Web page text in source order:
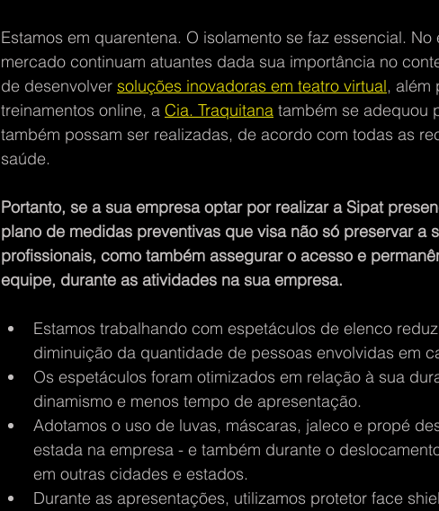
Estamos em quarentena. O isolamento se faz essencial.
mercado continuam atuantes dada sua importância no
de desenvolver soluções inovadoras em teatro virtual, além
treinamentos online, a Cia. Traquitana também se adequou
também possam ser realizadas, de acordo com todas as
saúde.
Portanto, se a sua empresa optar por realizar a Sipat
plano de medidas preventivas que visa não só preservar a
profissionais, como também assegurar o acesso e
equipe, durante as atividades na sua empresa.
Estamos trabalhando com espetáculos de elenco
diminuição da quantidade de pessoas envolvidas em
Os espetáculos foram otimizados em relação à sua
dinamismo e menos tempo de apresentação.
Adotamos o uso de luvas, máscaras, jaleco e propé
estada na empresa - e também durante o
em outras cidades e estados.
Durante as apresentações, utilizamos protetor face